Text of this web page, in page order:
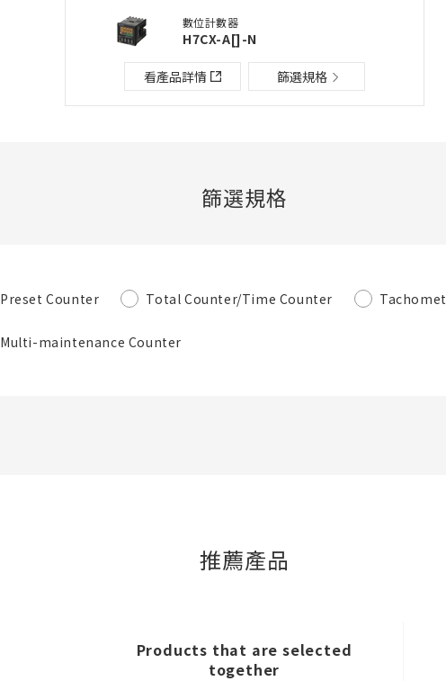
數位計數器
H7CX-A[]-N
看產品詳情 篩選規格
篩選規格
Preset Counter Total Counter/Time Counter
Multi-maintenance Counter
推薦產品
Products that are selected
together
檔案夾/BOM表說明